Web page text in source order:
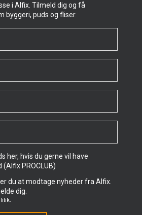
i Alfix. Tilmeld dig og få
byggeri, puds og fliser.
her, hvis du gerne vil have
PROCLUB)
du at modtage nyheder fra Alfix.
dig.